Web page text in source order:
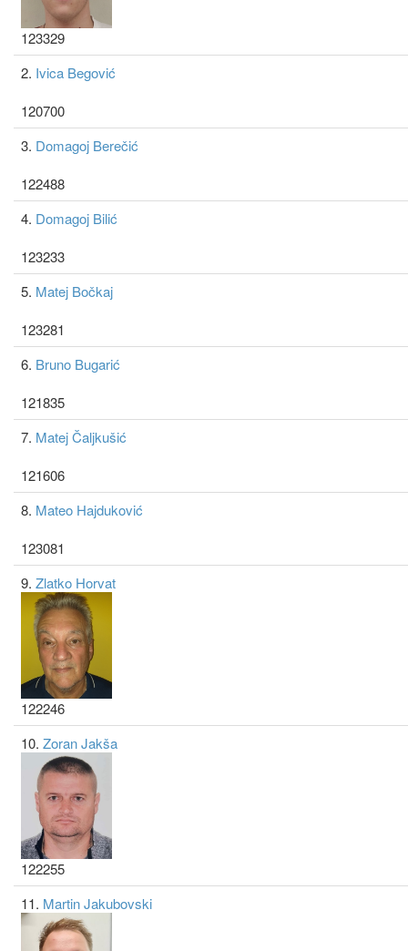
123329
2. Ivica Begović
120700
3. Domagoj Berečić
122488
4. Domagoj Bilić
123233
5. Matej Bočkaj
123281
6. Bruno Bugarić
121835
7. Matej Čaljkušić
121606
8. Mateo Hajduković
123081
9. Zlatko Horvat
122246
10. Zoran Jakša
122255
11. Martin Jakubovski